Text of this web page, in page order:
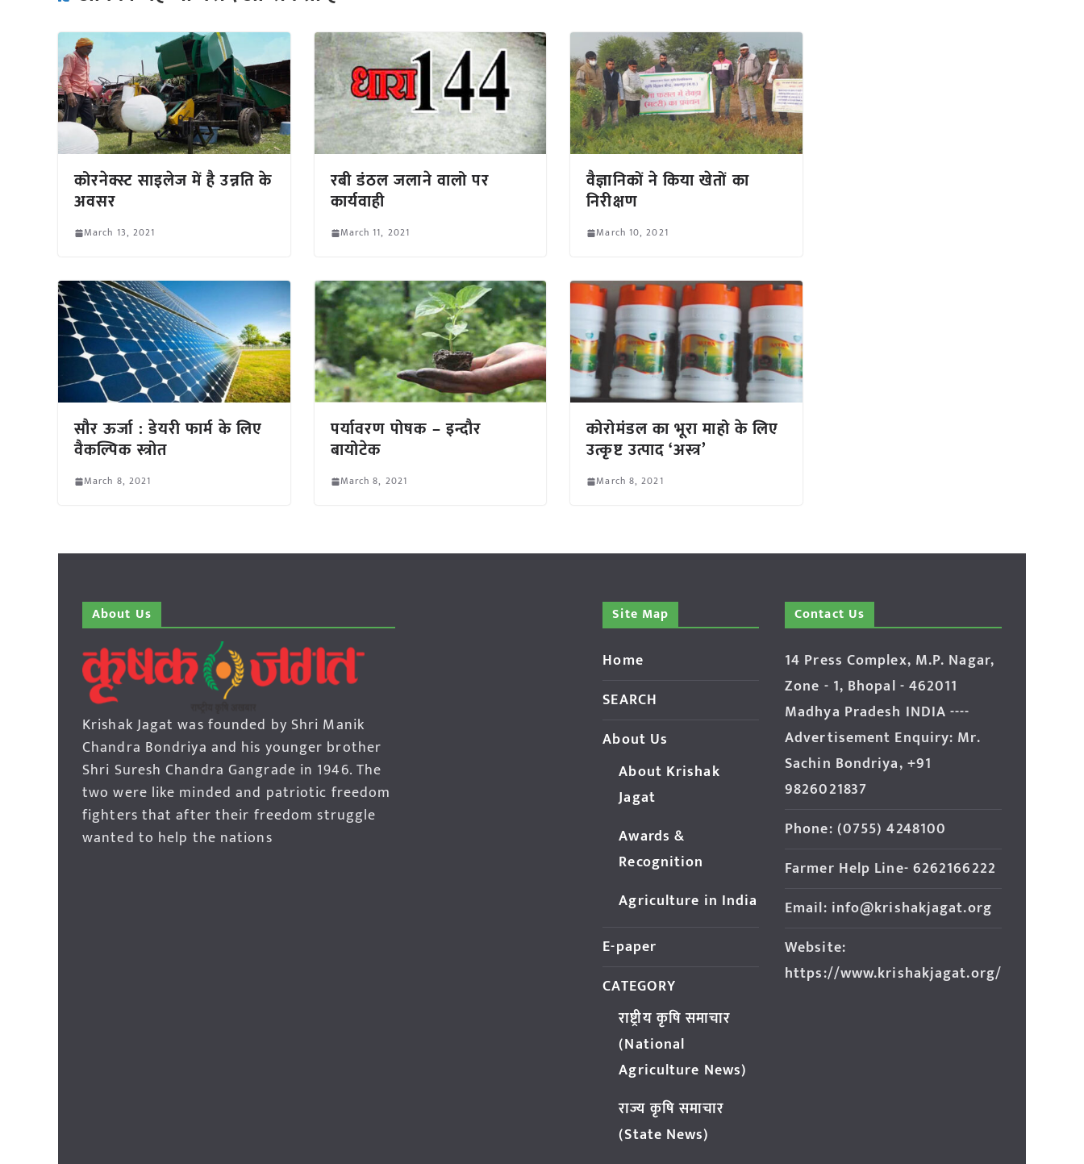
कोरनेक्स्ट साइलेज में है उन्नति के
अवसर
March 13, 2021
रबी डंठल जलाने वालो पर
कार्यवाही
March 11, 2021
वैज्ञानिकों ने किया खेतों का
निरीक्षण
March 10, 2021
सौर ऊर्जा : डेयरी फार्म के लिए
वैकल्पिक स्त्रोत
March 8, 2021
पर्यावरण पोषक – इन्दौर
बायोटेक
March 8, 2021
कोरोमंडल का भूरा माहो के लिए
उत्कृष्ट उत्पाद ‘अस्त्र’
March 8, 2021
About Us
Krishak Jagat was founded by Shri Manik
Chandra Bondriya and his younger brother
Shri Suresh Chandra Gangrade in 1946. The
two were like minded and patriotic freedom
fighters that after their freedom struggle
wanted to help the nations
Site Map
Home
SEARCH
About Us
About Krishak
Jagat
Awards &
Recognition
Agriculture in India
E-paper
CATEGORY
राष्ट्रीय कृषि समाचार
(National
Agriculture News)
राज्य कृषि समाचार
(State News)
Contact Us
14 Press Complex, M.P. Nagar,
Zone - 1, Bhopal - 462011
Madhya Pradesh INDIA ----
Advertisement Enquiry: Mr.
Sachin Bondriya, +91
9826021837
Phone: (0755) 4248100
Farmer Help Line- 6262166222
Email: info@krishakjagat.org
Website:
https://www.krishakjagat.org/